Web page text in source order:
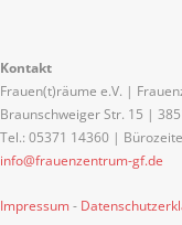
Kontakt
Frauen(t)räume e.V. |
Braunschweiger Str. 15 |
Tel.: 05371 14360 |
info@frauenzentrum-gf.de
Impressum-